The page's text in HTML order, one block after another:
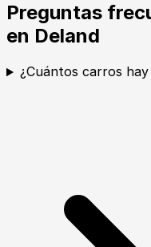
Preguntas
en Deland
¿Cuántos carros hay